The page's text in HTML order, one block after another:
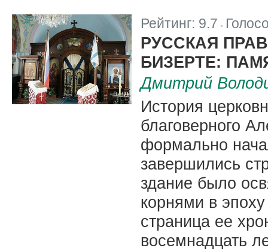
Рейтинг: 9.7
РУССКАЯ
БИЗЕРТЕ:
Дмитрий
История
благоверного
формально
завершились
здание было
корнями в
страница ее
восемнадцать